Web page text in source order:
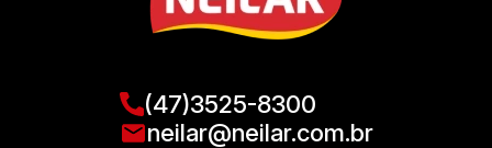
(47)3525-8300
neilar@neilar.com.br